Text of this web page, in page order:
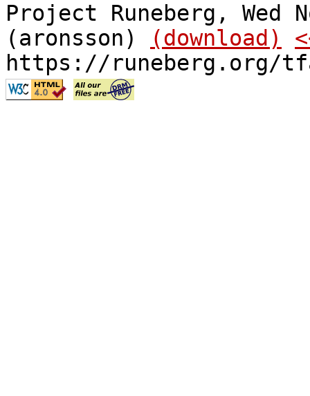
Project Runeberg, Wed
(aronsson)
(download)
https://runeberg.org/